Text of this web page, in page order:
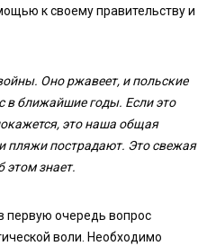
к своему правительству и
Оно ржавеет, и польские
в ближайшие годы. Если это
это наша общая
пляжи пострадают. Это свежая
этом знает.
первую очередь вопрос
воли. Необходимо